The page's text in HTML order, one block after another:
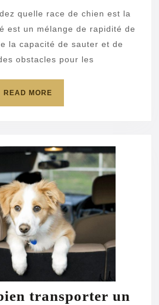
est
la
plus
agile
?
quelle race de chien est la
est un mélange de rapidité de
la capacité de sauter et de
obstacles pour les
READ MOREREAD
transporter un